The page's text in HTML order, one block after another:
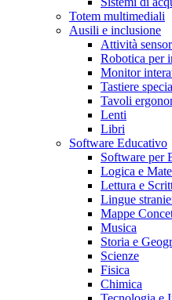
Totem multimediali
Ausili e inclusione
Attività
Robotica per
Monitor
Tastiere
Tavoli
Lenti
Libri
Software Educativo
Software per
Logica e
Lettura e
Lingue
Mappe
Musica
Storia e
Scienze
Fisica
Chimica